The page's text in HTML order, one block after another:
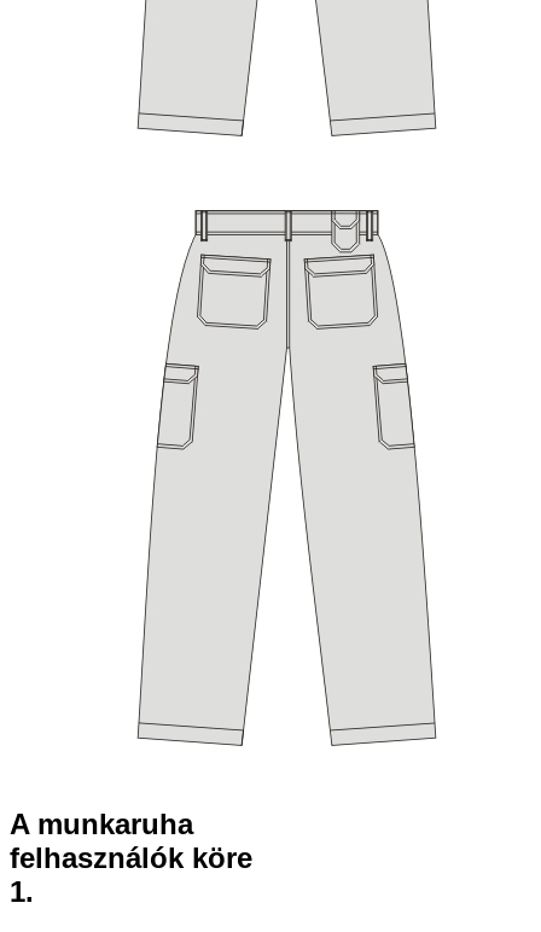
A munkaruha
felhasználók köre
1.